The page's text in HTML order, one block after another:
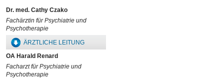
Dr. med. Cathy Czako
Fachärztin für Psychiatrie und
Psychotherapie
ÄRZTLICHE LEITUNG
OA Harald Renard
Facharzt für Psychiatrie und
Psychotherapie